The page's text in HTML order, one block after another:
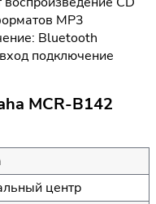
MP3
Bluetooth
подключение
MCR-B142
центр